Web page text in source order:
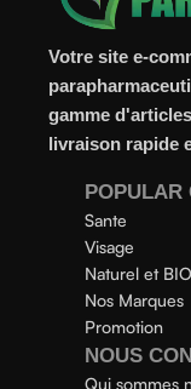
Votre site e-
gamme
livraison rapide
POPULAR
Sante
Visage
Naturel et BIO
Nos Marques
Promotion
NOUS
Qui sommes